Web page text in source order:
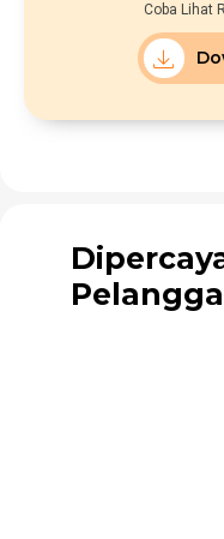
Coba Lihat